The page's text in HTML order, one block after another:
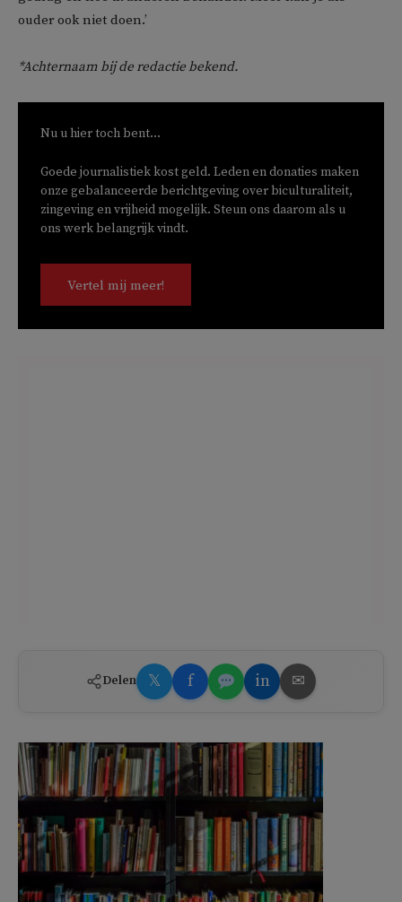
ouder ook niet doen.’
*Achternaam bij de redactie bekend.
Nu u hier toch bent...
Goede journalistiek kost geld. Leden en donaties maken
onze gebalanceerde berichtgeving over biculturaliteit,
zingeving en vrijheid mogelijk. Steun ons daarom als u
ons werk belangrijk vindt.
Vertel mij meer!
Delen 𝕏 f in ✉